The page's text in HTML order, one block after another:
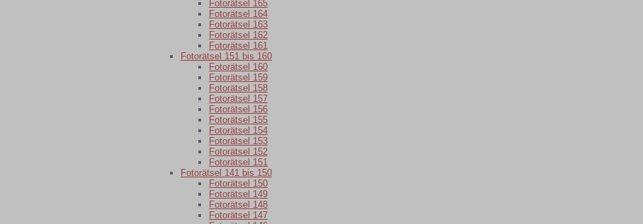
Fotorätsel 165
Fotorätsel 164
Fotorätsel 163
Fotorätsel 162
Fotorätsel 161
Fotorätsel 151 bis 160
Fotorätsel 160
Fotorätsel 159
Fotorätsel 158
Fotorätsel 157
Fotorätsel 156
Fotorätsel 155
Fotorätsel 154
Fotorätsel 153
Fotorätsel 152
Fotorätsel 151
Fotorätsel 141 bis 150
Fotorätsel 150
Fotorätsel 149
Fotorätsel 148
Fotorätsel 147